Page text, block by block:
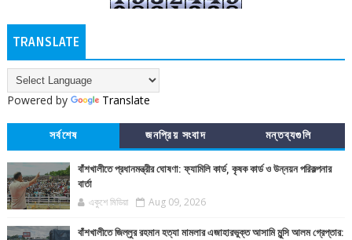
TRANSLATE
Powered by Translate
সর্বশেষ জনপ্রিয় সংবাদ মন্তব্যগুলি
বাঁশখালীতে প্রধানমন্ত্রীর ঘোষণা: ফ্যামিলি কার্ড, কৃষক কার্ড ও উন্নয়ন পরিকল্পনার
বার্তা
একুশে মিডিয়া Aug 09, 2026
বাঁশখালীতে জিল্লুর রহমান হত্যা মামলার এজাহারভুক্ত আসামি মুন্সি আলম গ্রেপ্তার: